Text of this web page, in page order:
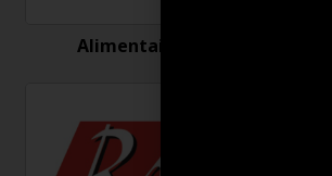
Alimentaire